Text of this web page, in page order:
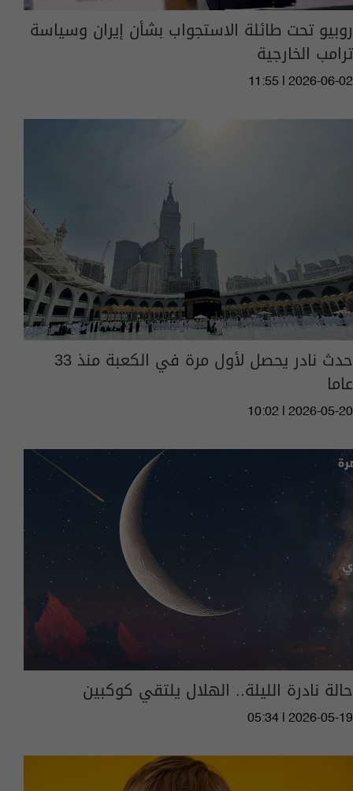
روبيو تحت طائلة الاستجواب بشأن إيران وسياسة
ترامب الخارجية
11:55 | 2026-06-02
حدث نادر يحصل لأول مرة في الكعبة منذ 33
عاما
10:02 | 2026-05-20
حالة نادرة الليلة.. الهلال يلتقي كوكبين
05:34 | 2026-05-19